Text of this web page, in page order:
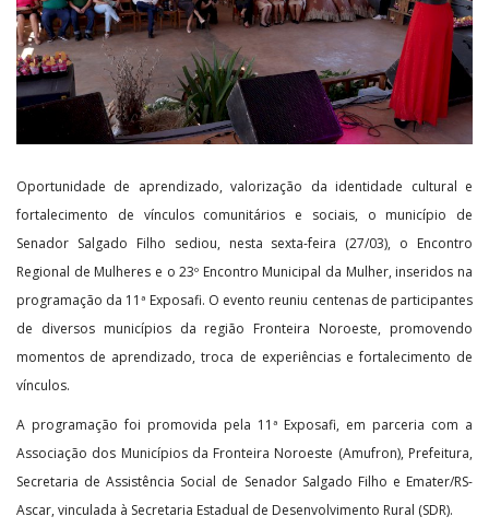
Oportunidade de aprendizado, valorização da identidade cultural e
fortalecimento de vínculos comunitários e sociais, o município de
Senador Salgado Filho sediou, nesta sexta-feira (27/03), o Encontro
Regional de Mulheres e o 23º Encontro Municipal da Mulher, inseridos na
programação da 11ª Exposafi. O evento reuniu centenas de participantes
de diversos municípios da região Fronteira Noroeste, promovendo
momentos de aprendizado, troca de experiências e fortalecimento de
vínculos.
A programação foi promovida pela 11ª Exposafi, em parceria com a
Associação dos Municípios da Fronteira Noroeste (Amufron), Prefeitura,
Secretaria de Assistência Social de Senador Salgado Filho e Emater/RS-
Ascar, vinculada à Secretaria Estadual de Desenvolvimento Rural (SDR).